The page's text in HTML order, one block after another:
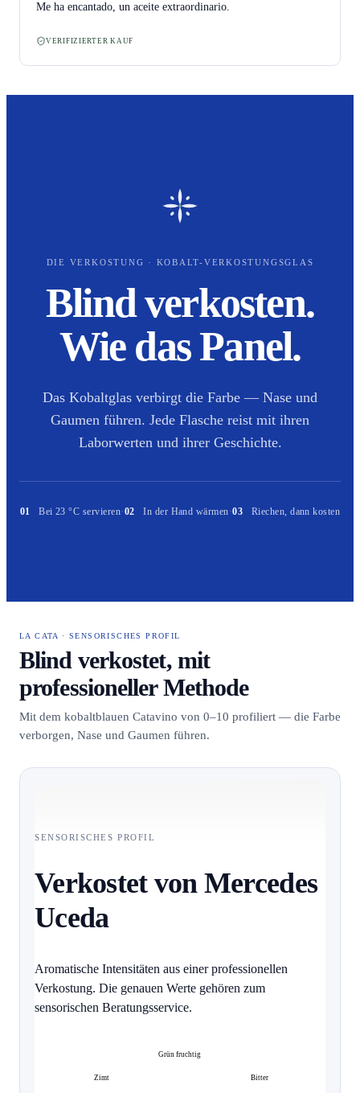
Me ha encantado, un aceite extraordinario.
VERIFIZIERTER KAUF
DIE VERKOSTUNG · KOBALT-VERKOSTUNGSGLAS
Blind verkosten.
Wie das Panel.
Das Kobaltglas verbirgt die Farbe — Nase und
Gaumen führen. Jede Flasche reist mit ihren
Laborwerten und ihrer Geschichte.
01 Bei 23 °C servieren·02 In der Hand wärmen·03 Riechen, dann kosten
LA CATA · SENSORISCHES PROFIL
Blind verkostet, mit
professioneller Methode
Mit dem kobaltblauen Catavino von 0–10 profiliert — die Farbe
verborgen, Nase und Gaumen führen.
SENSORISCHES PROFIL
Verkostet von Mercedes
Uceda
Aromatische Intensitäten aus einer professionellen
Verkostung. Die genauen Werte gehören zum
sensorischen Beratungsservice.
Grün fruchtig
Bitter
Zimt